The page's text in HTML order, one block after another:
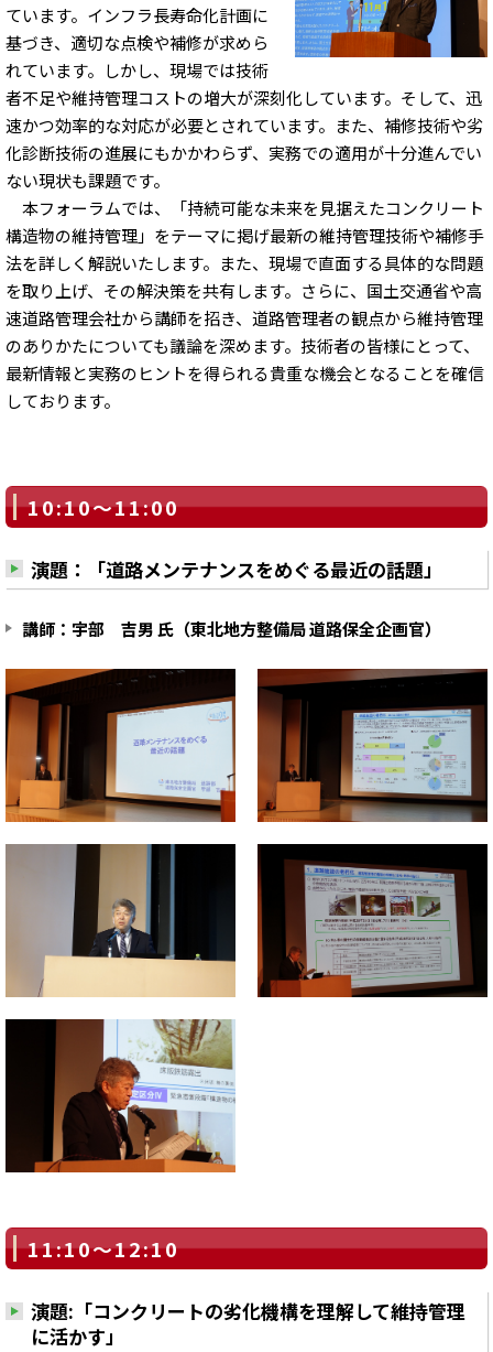
ています。インフラ長寿命化計画に
基づき、適切な点検や補修が求めら
れています。しかし、現場では技術
者不足や維持管理コストの増大が深刻化しています。そして、迅
速かつ効率的な対応が必要とされています。また、補修技術や劣
化診断技術の進展にもかかわらず、実務での適用が十分進んでい
ない現状も課題です。
本フォーラムでは、「持続可能な未来を見据えたコンクリート
構造物の維持管理」をテーマに掲げ最新の維持管理技術や補修手
法を詳しく解説いたします。また、現場で直面する具体的な問題
を取り上げ、その解決策を共有します。さらに、国土交通省や高
速道路管理会社から講師を招き、道路管理者の観点から維持管理
のありかたについても議論を深めます。技術者の皆様にとって、
最新情報と実務のヒントを得られる貴重な機会となることを確信
しております。
10:10～11:00
演題：「道路メンテナンスをめぐる最近の話題」
講師：宇部 吉男 氏（東北地方整備局 道路保全企画官）
11:10～12:10
演題:「コンクリートの劣化機構を理解して維持管理
に活かす」